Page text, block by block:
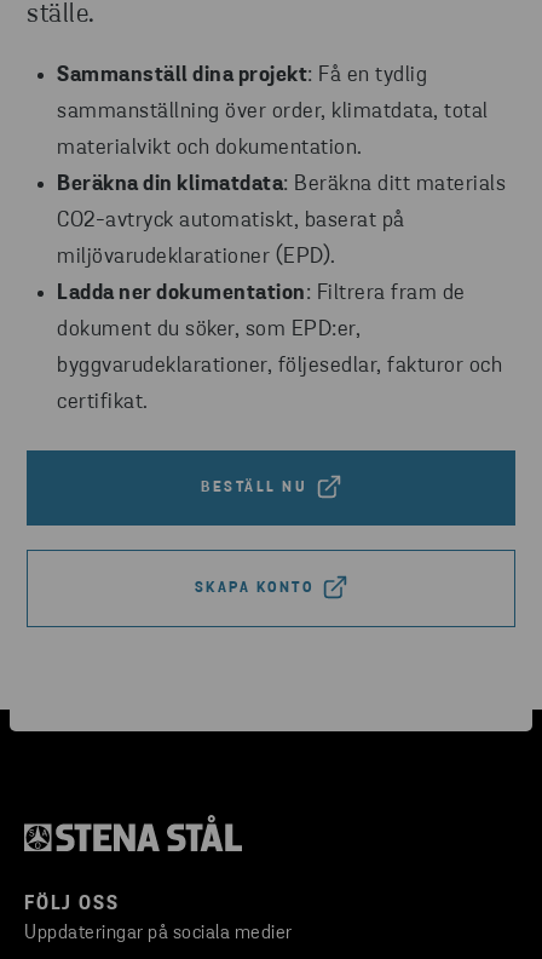
ställe.
Sammanställ dina projekt: Få en tydlig
sammanställning över order, klimatdata, total
materialvikt och dokumentation.
Beräkna din klimatdata: Beräkna ditt materials
CO2-avtryck automatiskt, baserat på
miljövarudeklarationer (EPD).
Ladda ner dokumentation: Filtrera fram de
dokument du söker, som EPD:er,
byggvarudeklarationer, följesedlar, fakturor och
certifikat.
BESTÄLL NU
SKAPA KONTO
FÖLJ OSS
Uppdateringar på sociala medier